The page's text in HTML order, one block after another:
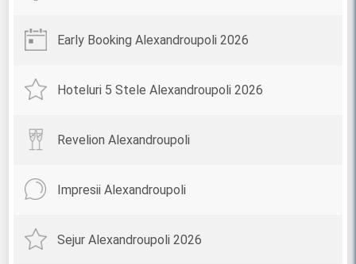
Early Booking Alexandroupoli 2026
Hoteluri 5 Stele Alexandroupoli 2026
Revelion Alexandroupoli
Impresii Alexandroupoli
Sejur Alexandroupoli 2026